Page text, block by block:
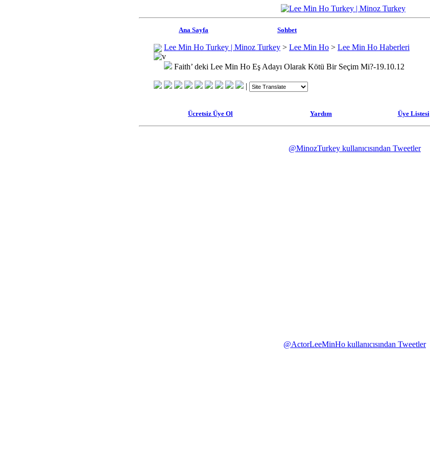
Ana Sayfa Sohbet
Lee Min Ho Turkey | Minoz Turkey > Lee Min Ho > Lee Min Ho Haberleri
Faith’ deki Lee Min Ho Eş Adayı Olarak Kötü Bir Seçim Mi?-19.10.12
|
Ücretsiz Üye Ol Yardım Üye Listesi
@MinozTurkey kullanıcısından Tweetler
@ActorLeeMinHo kullanıcısından Tweetler